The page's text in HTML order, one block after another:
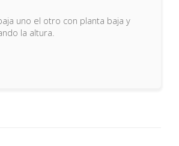
uno el otro con planta baja y
la altura.